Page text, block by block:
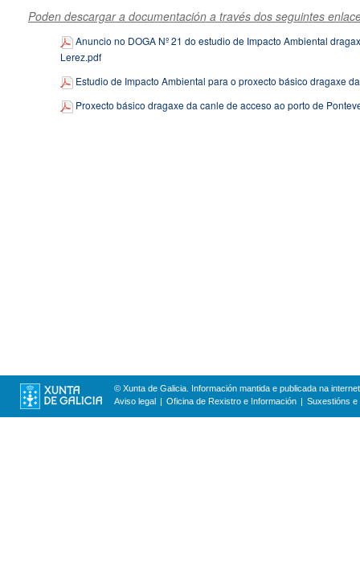
Poden descargar a documentación a través dos seguintes
Anuncio no DOGA Nº 21 do estudio de Impacto Ambiental
Lerez.pdf
Estudio de Impacto Ambiental para o proxecto básico dragaxe
Proxecto básico dragaxe da canle de acceso ao porto de
© Xunta de Galicia. Información mantida e publicada na
Aviso legal
Oficina de Rexistro e Información Suxestións e